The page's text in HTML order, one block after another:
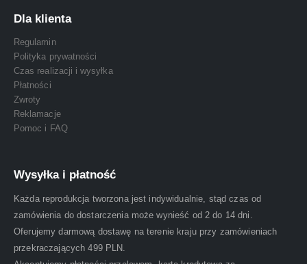
Dla klienta
Regulamin
Polityka prywatności
Czas realizacji i wysyłka
Płatności
Zwroty
Reklamacje
Pomoc i FAQ
Wysyłka i płatność
Każda reprodukcja tworzona jest indywidualnie, stąd czas od
zamówienia do dostarczenia może wynieść od 2 do 14 dni.
Oferujemy darmową dostawę na terenie kraju przy zamówieniach
przekraczających 499 PLN.